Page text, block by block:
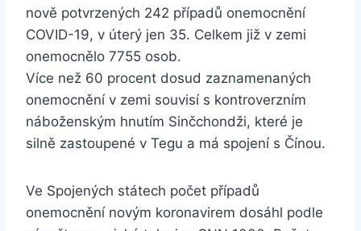
nově potvrzených 242 případů onemocnění
COVID-19, v úterý jen 35. Celkem již v zemi
onemocnělo 7755 osob.
Více než 60 procent dosud zaznamenaných
onemocnění v zemi souvisí s kontroverzním
náboženským hnutím Sinčchondži, které je
silně zastoupené v Tegu a má spojení s Čínou.
Ve Spojených státech počet případů
onemocnění novým koronavirem dosáhl podle